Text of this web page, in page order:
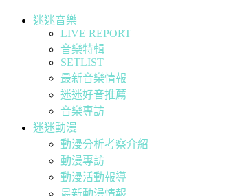
迷迷音樂
LIVE REPORT
音樂特輯
SETLIST
最新音樂情報
迷迷好音推薦
音樂專訪
迷迷動漫
動漫分析考察介紹
動漫專訪
動漫活動報導
最新動漫情報